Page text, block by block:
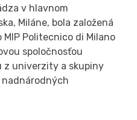
v hlavnom
Miláne, bola založená
Politecnico di Milano
spoločnosťou
z univerzity a skupiny